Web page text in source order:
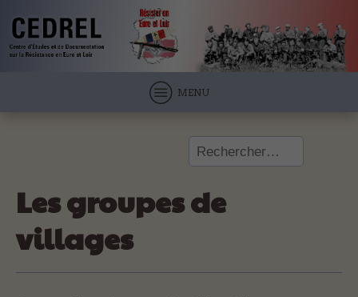
MENU
Rechercher :
Les groupes de
villages